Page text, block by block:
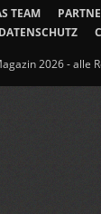
TEAM
DATENSCHUTZ
2026 - alle